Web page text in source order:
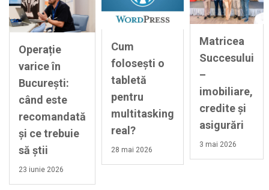
Operație
varice în
București:
când este
recomandată
și ce trebuie
să știi
23 iunie 2026
Cum
folosești o
tabletă
pentru
multitasking
real?
28 mai 2026
Matricea
Succesului
–
imobiliare,
credite și
asigurări
3 mai 2026